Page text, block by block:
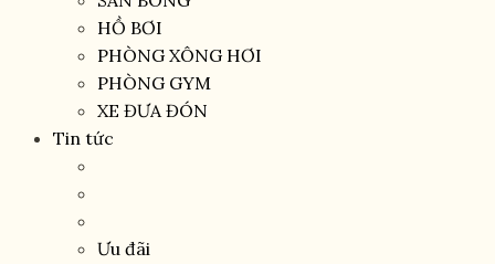
HỒ BƠI
PHÒNG XÔNG HƠI
PHÒNG GYM
XE ĐƯA ĐÓN
Tin tức
Ưu đãi